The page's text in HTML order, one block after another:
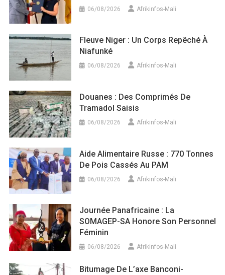
06/08/2026 Afrikinfos-Mali
Fleuve Niger : Un Corps Repêché À
Niafunké
06/08/2026 Afrikinfos-Mali
Douanes : Des Comprimés De
Tramadol Saisis
06/08/2026 Afrikinfos-Mali
Aide Alimentaire Russe : 770 Tonnes
De Pois Cassés Au PAM
06/08/2026 Afrikinfos-Mali
Journée Panafricaine : La
SOMAGEP-SA Honore Son Personnel
Féminin
06/08/2026 Afrikinfos-Mali
Bitumage De L’axe Banconi-